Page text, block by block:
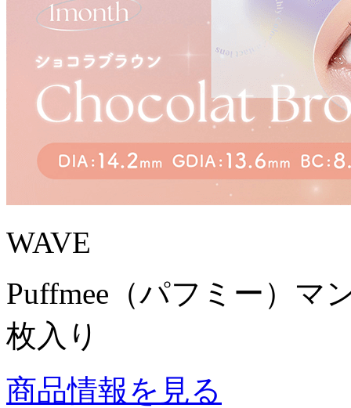
WAVE
Puffmee（パフミー）マ
枚入り
商品情報を見る